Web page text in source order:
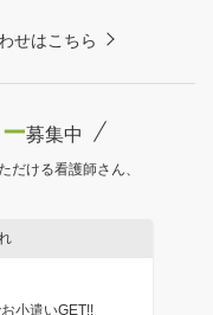
せはこちら
募集中
だける看護師さん、
小遣いGET!!